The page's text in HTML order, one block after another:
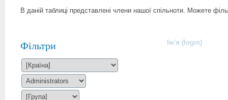
В даній таблиці представлені члени нашої спільноти. Можете
Фільтри Ім'я (login)